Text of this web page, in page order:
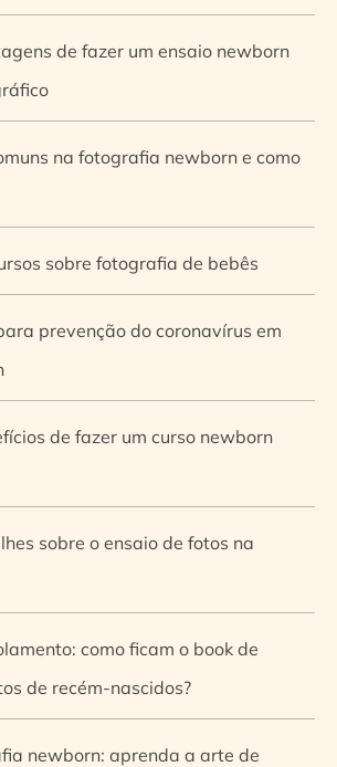
de fazer um ensaio newborn
na fotografia newborn e como
sobre fotografia de bebês
prevenção do coronavírus em
de fazer um curso newborn
sobre o ensaio de fotos na
como ficam o book de
de recém-nascidos?
newborn: aprenda a arte de